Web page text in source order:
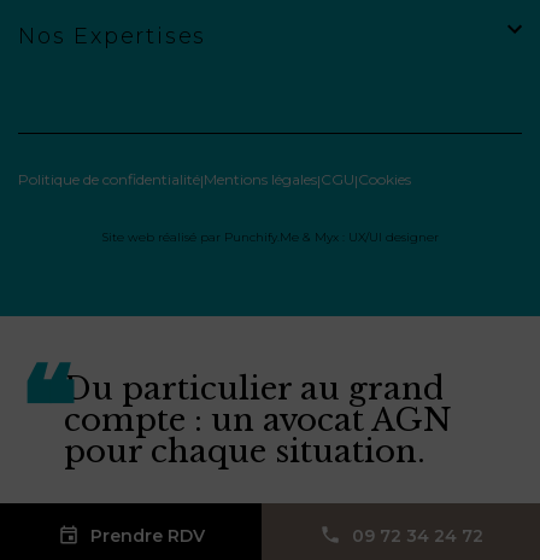
Nos Expertises
Politique de confidentialité Mentions légales CGU Cookies
Site web réalisé par Punchify.Me & Myx : UX/UI designer
Du particulier au grand
compte : un avocat AGN
pour chaque situation.
Prendre RDV 09 72 34 24 72